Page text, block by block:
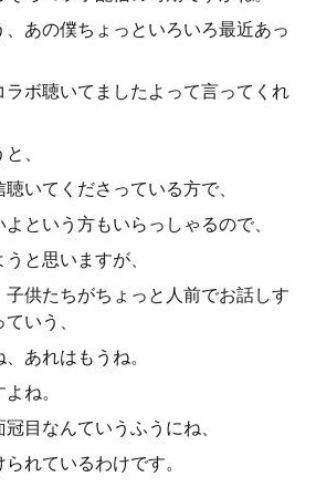
あの僕ちょっといろいろ最近あっ
ラボ聴いてましたよって言ってくれ
、
いてくださっている方で、
という方もいらっしゃるので、
と思いますが、
供たちがちょっと人前でお話しす
いう、
あれはもうね。
ね。
目なんていうふうにね、
れているわけです。